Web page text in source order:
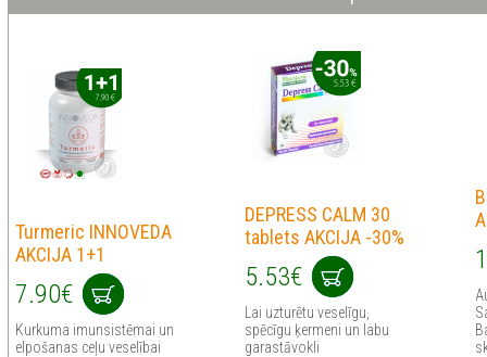
Turmeric INNOVEDA
AKCIJA 1+1
7.90€
Kurkuma imunsistēmai un
elpošanas ceļu veselībai
DEPRESS CALM 30
tablets AKCIJA -30%
5.53€
Lai uzturētu veselīgu,
spēcīgu ķermeni un labu
garastāvokli